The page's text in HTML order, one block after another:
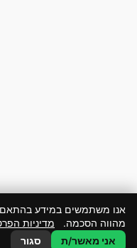
משתמשים במידע בהתאם
הסכמה.מדיניות הפרטיות
אני מאשר/ת
סגור